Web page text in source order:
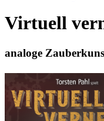
Virtuell
analoge